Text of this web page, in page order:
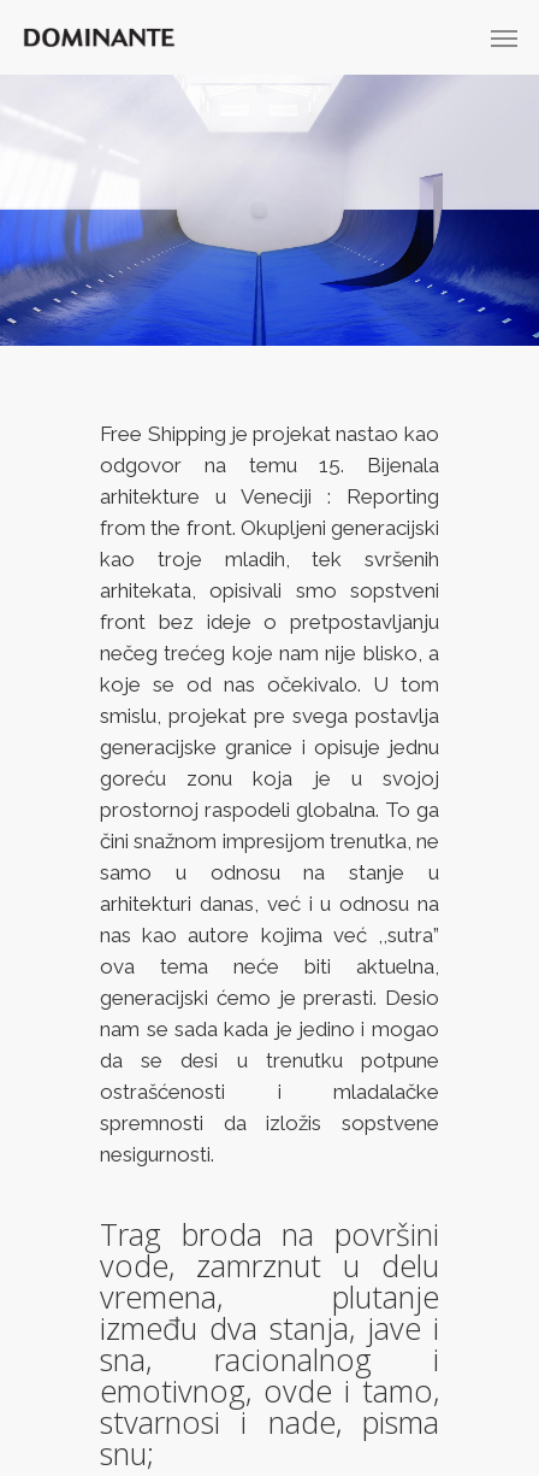
Free Shipping je projekat nastao kao
odgovor na temu 15. Bijenala
arhitekture u Veneciji : Reporting
from the front. Okupljeni generacijski
kao troje mladih, tek svršenih
arhitekata, opisivali smo sopstveni
front bez ideje o pretpostavljanju
nečeg trećeg koje nam nije blisko, a
koje se od nas očekivalo. U tom
smislu, projekat pre svega postavlja
generacijske granice i opisuje jednu
goreću zonu koja je u svojoj
prostornoj raspodeli globalna. To ga
čini snažnom impresijom trenutka, ne
samo u odnosu na stanje u
arhitekturi danas, već i u odnosu na
nas kao autore kojima već ,,sutra”
ova tema neće biti aktuelna,
generacijski ćemo je prerasti. Desio
nam se sada kada je jedino i mogao
da se desi u trenutku potpune
ostrašćenosti i mladalačke
spremnosti da izložis sopstvene
nesigurnosti.
Trag broda na površini
vode, zamrznut u delu
vremena, plutanje
između dva stanja, jave i
sna, racionalnog i
emotivnog, ovde i tamo,
stvarnosi i nade, pisma
snu;